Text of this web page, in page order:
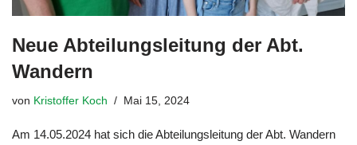
Neue Abteilungsleitung der Abt.
Wandern
von Kristoffer Koch Mai 15, 2024
Am 14.05.2024 hat sich die Abteilungsleitung der Abt. Wandern